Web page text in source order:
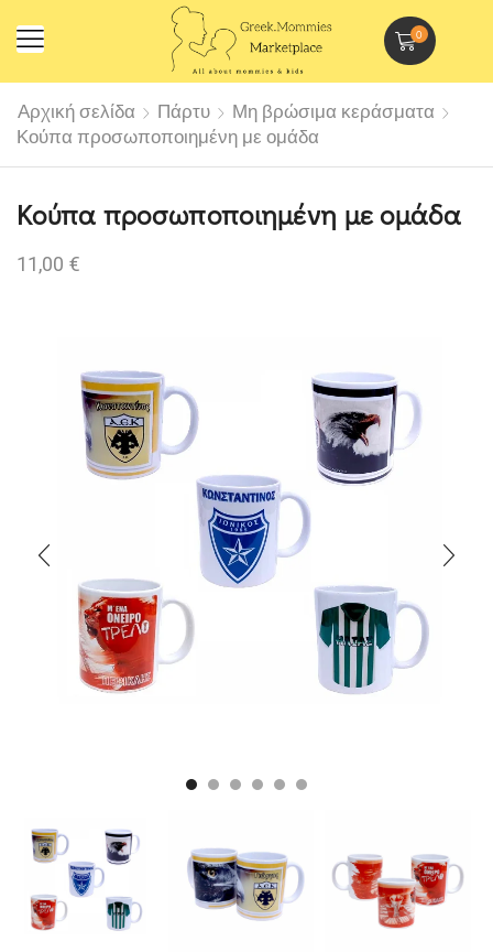
0
Αρχική σελίδα Πάρτυ
Μη βρώσιμα κεράσματα
Κούπα προσωποποιημένη με ομάδα
Κούπα προσωποποιημένη με ομάδα
11,00 €